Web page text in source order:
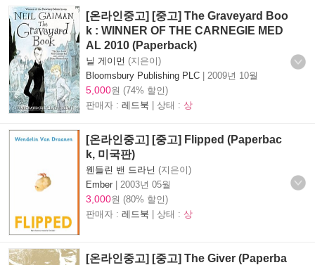
[온라인중고] [중고] The Graveyard Boo
k : WINNER OF THE CARNEGIE MED
AL 2010 (Paperback)
닐 게이먼 (지은이)
Bloomsbury Publishing PLC | 2009년 10월
5,000원 (74% 할인)
판매자 : 레드북 | 상태 : 상
[온라인중고] [중고] Flipped (Paperbac
k, 미국판)
웬들린 밴 드라닌 (지은이)
Ember | 2003년 05월
3,000원 (80% 할인)
판매자 : 레드북 | 상태 : 상
[온라인중고] [중고] The Giver (Paperba